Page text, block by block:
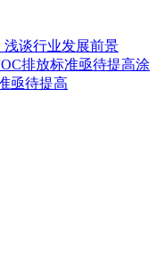
浅谈行业发展前景
排放标准亟待提高涂
亟待提高